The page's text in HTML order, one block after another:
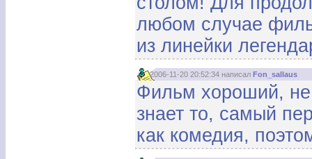
любом случае
из линейки
2006-11-20 20:52:34 написал Fon_sallaus
Фильм хороший, не
знает то, самый
как комедия,